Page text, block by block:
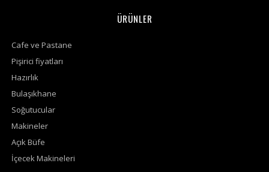
ÜRÜNLER
Cafe ve Pastane
Pişirici fiyatları
Hazırlık
Bulaşıkhane
Soğutucular
Makineler
Açık Büfe
İçecek Makineleri